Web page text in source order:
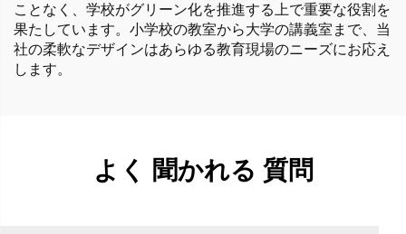
ことなく、学校がグリーン化を推進する上で重要な役割を
果たしています。小学校の教室から大学の講義室まで、当
社の柔軟なデザインはあらゆる教育現場のニーズにお応え
します。
よく 聞かれる 質問